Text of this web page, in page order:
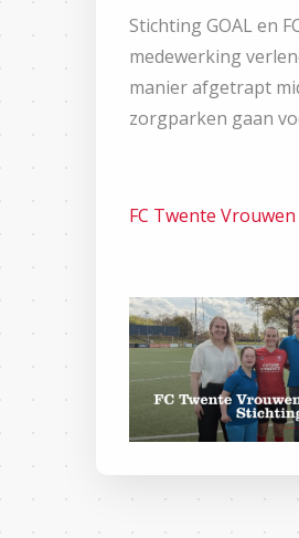
Stichting GOAL en
medewerking
manier afgetrapt
zorgparken gaan
FC Twente